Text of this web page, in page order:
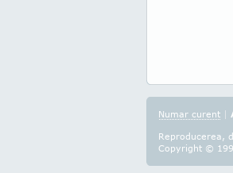
Numar curent |
Reproducerea,
Copyright ©